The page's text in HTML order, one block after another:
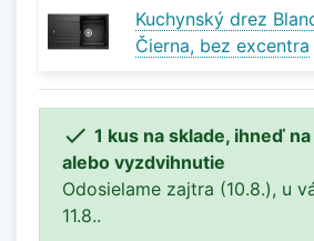
Kuchynský drez
Čierna, bez excentra
 1 kus na sklade, ihneď
alebo vyzdvihnutie
Odosielame zajtra (10.8.), u
11.8..